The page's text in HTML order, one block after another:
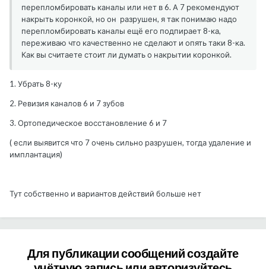
перепломбировать каналы или нет в 6. А 7 рекомендуют
накрыть коронкой, но он разрушен, я так понимаю надо
перепломбировать каналы ещё его подпирает 8-ка,
переживаю что качественно не сделают и опять таки 8-ка.
Как вы считаете стоит ли думать о накрытии коронкой.
1. Убрать 8-ку
2. Ревизия каналов 6 и 7 зубов
3. Ортопедическое восстановление 6 и 7
( если выявится что 7 очень сильно разрушен, тогда удаление и
имплантация)
Тут собственно и вариантов действий больше нет
Для публикации сообщений создайте